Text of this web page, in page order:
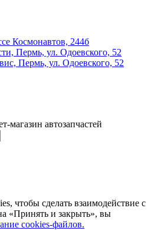
Космонавтов, 244б
Пермь, ул. Одоевского, 52
Пермь, ул. Одоевского, 52
магазин автозапчастей
чтобы сделать взаимодействие с
«Принять и закрыть», вы
cookies-файлов.